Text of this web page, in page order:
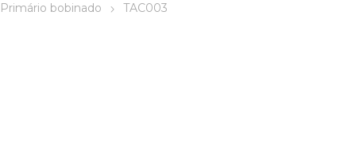
Primário bobinado TAC003